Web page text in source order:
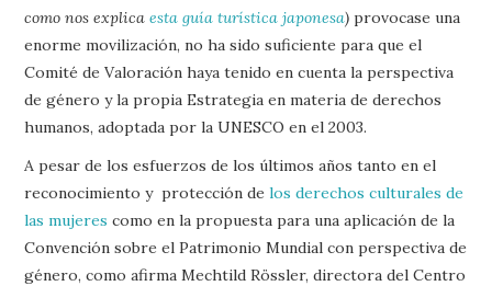
como nos explicaesta guía turística japonesa)provocase una
enorme movilización, no ha sido suficiente para que el
Comité de Valoración haya tenido en cuenta la perspectiva
de género y la propia Estrategia en materia de derechos
humanos, adoptada por la UNESCO en el 2003.
A pesar de los esfuerzos de los últimos años tanto en el
reconocimiento y protección delos derechos culturales de
las mujeres como en la propuesta para una aplicación de la
Convención sobre el Patrimonio Mundial con perspectiva de
género, como afirma Mechtild Rössler, directora del Centro